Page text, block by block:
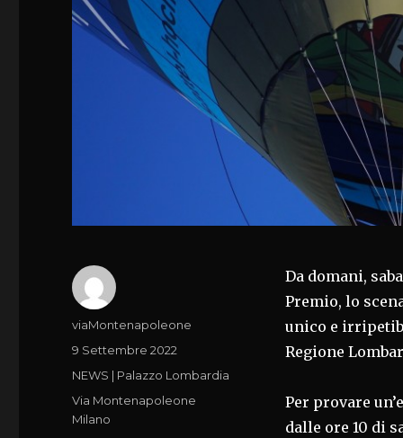
Da domani,
Premio, lo
unico e
Regione
Per provare
dalle ore 10 di
Autore
viaMontenapoleone
Pubblicato
il
9 Settembre 2022
Categorie
NEWS | Palazzo Lombardia
Tag
Via Montenapoleone
Milano